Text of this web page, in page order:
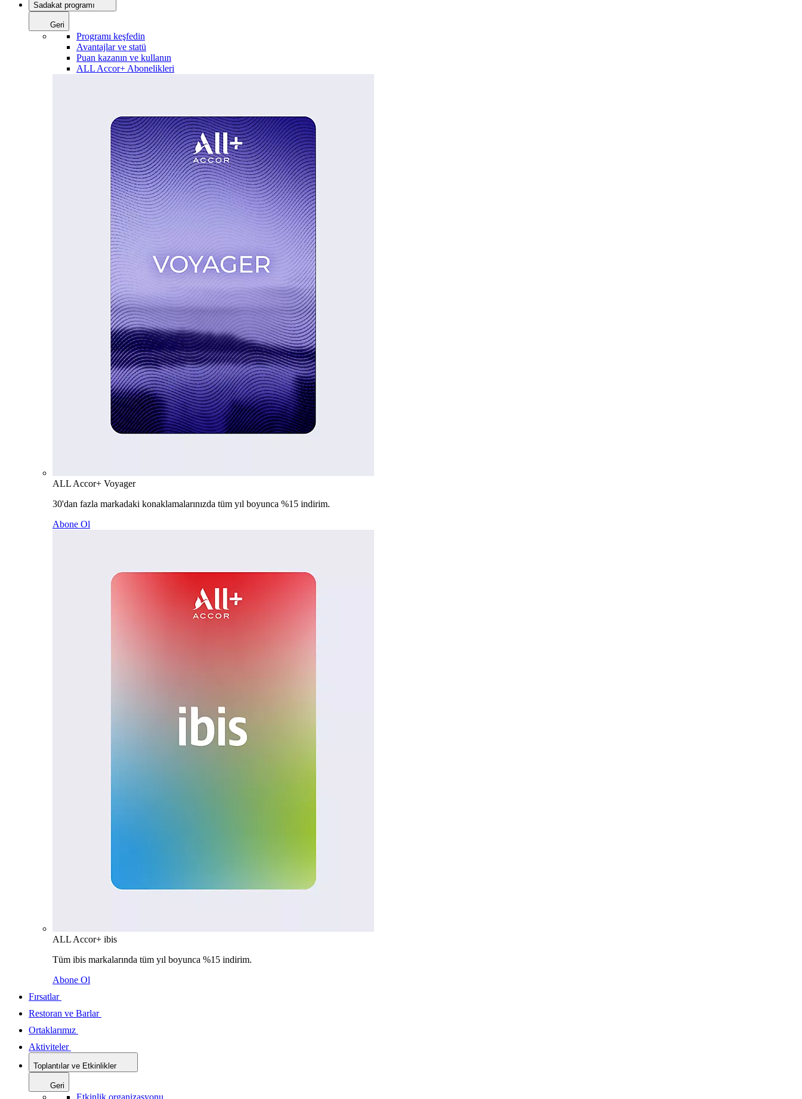
Sadakat programı
Geri
Programı keşfedin
Avantajlar ve statü
Puan kazanın ve kullanın
ALL Accor+ Abonelikleri
ALL Accor+ Voyager
30'dan fazla markadaki konaklamalarınızda tüm yıl boyunca %15 indirim.
Abone Ol
ALL Accor+ ibis
Tüm ibis markalarında tüm yıl boyunca %15 indirim.
Abone Ol
Fırsatlar
Restoran ve Barlar
Ortaklarımız
Aktiviteler
Toplantılar ve Etkinlikler
Geri
Etkinlik organizasyonu